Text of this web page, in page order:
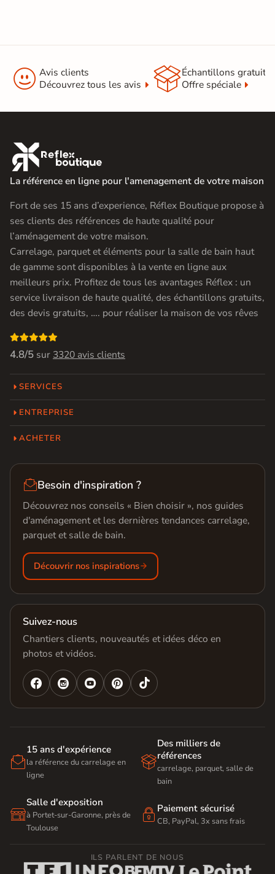
 Avis clients
Découvrez tous les avis
Échantillons gratuit
Offre spéciale

La référence en ligne pour l'amenagement de votre maison
Fort de ses 15 ans d’experience, Réflex Boutique propose à
ses clients des références de haute qualité pour
l’aménagement de votre maison.
Carrelage, parquet et éléments pour la salle de bain haut
de gamme sont disponibles à la vente en ligne aux
meilleurs prix. Profitez de tous les avantages Réflex : un
service livraison de haute qualité, des échantillons gratuits,
des devis gratuits, …. pour réaliser la maison de vos rêves

4.8/5 sur 3320 avis clients
SERVICES
ENTREPRISE
ACHETER
Besoin d'inspiration ?
Découvrez nos conseils « Bien choisir », nos guides
d'aménagement et les dernières tendances carrelage,
parquet et salle de bain.
Découvrir nos inspirations
Suivez-nous
Chantiers clients, nouveautés et idées déco en
photos et vidéos.
   

15 ans d'expérience
la référence du carrelage en
ligne

Des milliers de
références
carrelage, parquet, salle de
bain

Salle d'exposition
à Portet-sur-Garonne, près de
Toulouse
 Paiement sécurisé
CB, PayPal, 3x sans frais
ILS PARLENT DE NOUS